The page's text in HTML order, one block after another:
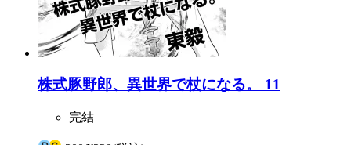
株式豚野郎、異世界で杖になる。 11
完結